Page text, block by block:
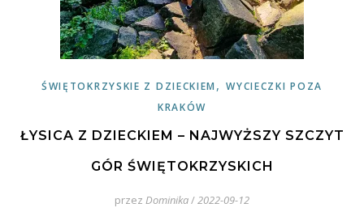
ŚWIĘTOKRZYSKIE Z DZIECKIEM ,WYCIECZKI POZA
KRAKÓW
ŁYSICA Z DZIECKIEM – NAJWYŻSZY SZCZYT
GÓR ŚWIĘTOKRZYSKICH
przez Dominika/2022-09-12